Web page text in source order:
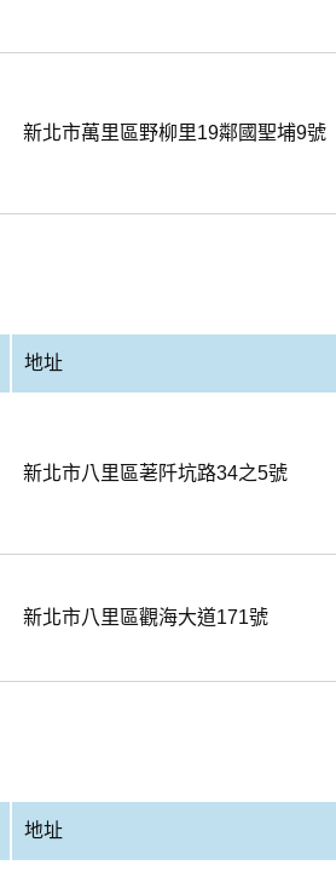
新北市萬里區野柳里19鄰國聖埔9號
地址
新北市八里區荖阡坑路34之5號
新北市八里區觀海大道171號
地址